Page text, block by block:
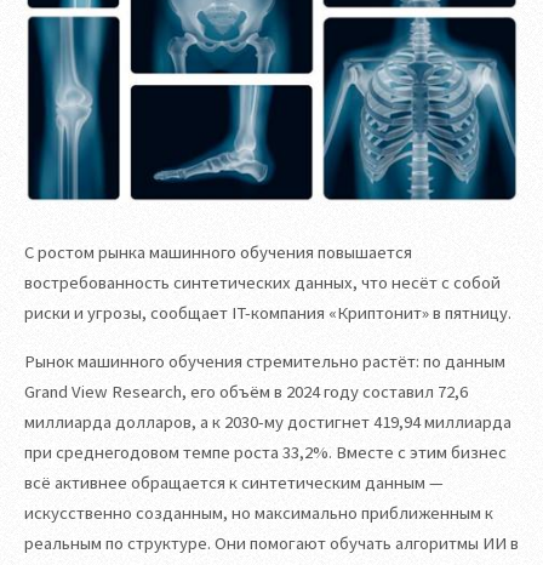
С ростом рынка машинного обучения повышается
востребованность синтетических данных, что несёт с собой
риски и угрозы, сообщает IT-компания «Криптонит» в пятницу.
Рынок машинного обучения стремительно растёт: по данным
Grand View Research, его объём в 2024 году составил 72,6
миллиарда долларов, а к 2030-му достигнет 419,94 миллиарда
при среднегодовом темпе роста 33,2%. Вместе с этим бизнес
всё активнее обращается к синтетическим данным —
искусственно созданным, но максимально приближенным к
реальным по структуре. Они помогают обучать алгоритмы ИИ в